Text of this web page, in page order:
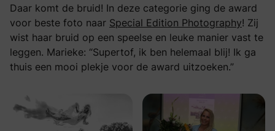
Daar komt de bruid! In deze categorie ging de award
voor beste foto naar Special Edition Photography! Zij
wist haar bruid op een speelse en leuke manier vast te
leggen. Marieke: “Supertof, ik ben helemaal blij! Ik ga
thuis een mooi plekje voor de award uitzoeken.”